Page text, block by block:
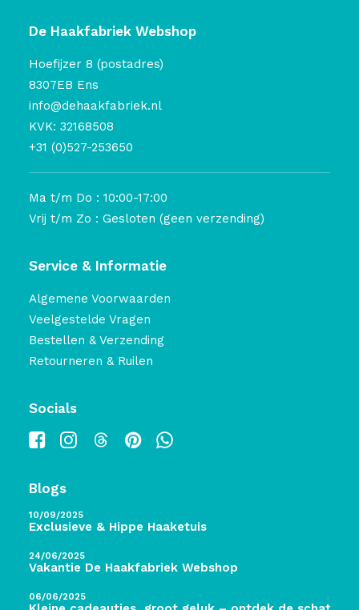
De Haakfabriek Webshop
Hoefijzer 8 (postadres)
8307EB Ens
info@dehaakfabriek.nl
KVK: 32168508
+31 (0)527-253650
Ma t/m Do : 10:00-17:00
Vrij t/m Zo : Gesloten (geen verzending)
Service & Informatie
Algemene Voorwaarden
Veelgestelde Vragen
Bestellen & Verzending
Retourneren & Ruilen
Socials
Blogs
10/09/2025
Exclusieve & Hippe Haaketuis
24/06/2025
Vakantie De Haakfabriek Webshop
06/06/2025